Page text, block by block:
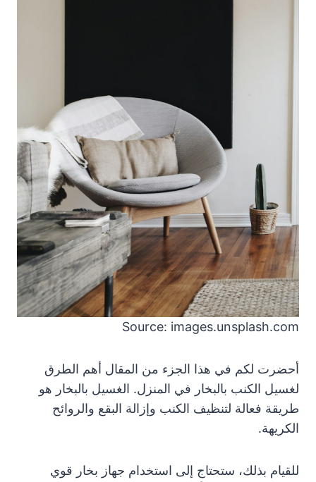
Source: images.unsplash.com
أحضرت لكم في هذا الجزء من المقال أهم الطرق
لغسيل الكنب بالبخار في المنزل. الغسيل بالبخار هو
طريقة فعالة لتنظيف الكنب وإزالة البقع والروائح
الكريهة.
للقيام بذلك، ستحتاج إلى استخدام جهاز بخار قوي